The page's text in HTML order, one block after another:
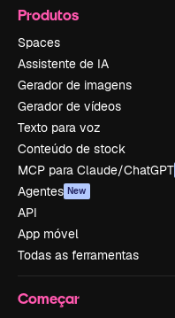
Produtos
Spaces
Assistente de IA
Gerador de imagens
Gerador de vídeos
Texto para voz
Conteúdo de stock
MCP para Claude/ChatGPT
Agentes New
API
App móvel
Todas as ferramentas
Começar